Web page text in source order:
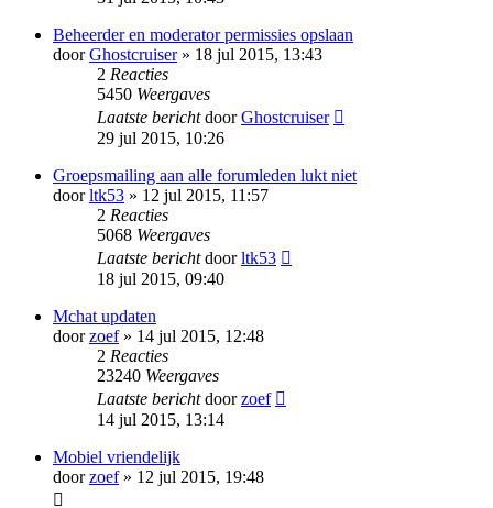
Beheerder en moderator permissies opslaan
doorGhostcruiser» 18 jul 2015, 13:43
2 Reacties
5450 Weergaves
Laatste berichtdoorGhostcruiser
29 jul 2015, 10:26
Groepsmailing aan alle forumleden lukt niet
doorltk53 » 12 jul 2015, 11:57
2 Reacties
5068 Weergaves
Laatste berichtdoorltk53
18 jul 2015, 09:40
Mchat updaten
doorzoef» 14 jul 2015, 12:48
2 Reacties
23240 Weergaves
Laatste berichtdoorzoef
14 jul 2015, 13:14
Mobiel vriendelijk
doorzoef» 12 jul 2015, 19:48